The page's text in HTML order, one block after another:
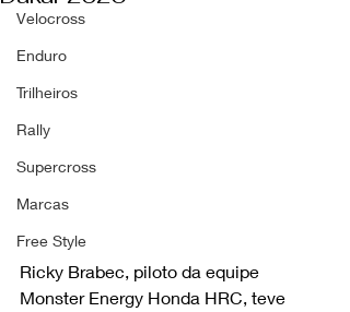
Velocross
Enduro
Trilheiros
Rally
Supercross
Marcas
Free Style
Ricky Brabec, piloto da equipe
Monster Energy Honda HRC, teve